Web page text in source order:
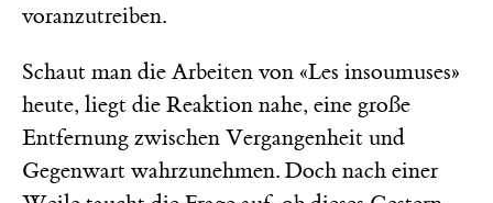
voranzutreiben.
Schaut man die Arbeiten von «Les insoumuses»
heute, liegt die Reaktion nahe, eine große
Entfernung zwischen Vergangenheit und
Gegenwart wahrzunehmen. Doch nach einer